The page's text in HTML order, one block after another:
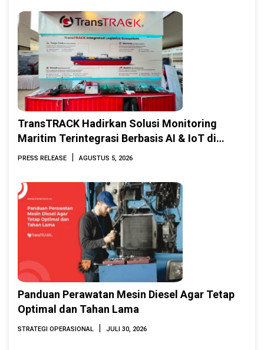
TransTRACK Hadirkan Solusi Monitoring
Maritim Terintegrasi Berbasis AI & IoT di
Indonesia Marine & Offshore Expo (IMOX)
PRESS RELEASE | AGUSTUS 5, 2026
Panduan Perawatan Mesin Diesel Agar Tetap
Optimal dan Tahan Lama
STRATEGI OPERASIONAL | JULI 30, 2026